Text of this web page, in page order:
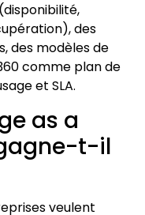
des
des modèles de
comme plan de
et SLA.
as a
t-il
veulent